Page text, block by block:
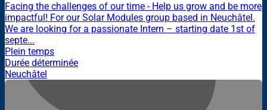
Facing the challenges of our time - Help us grow and be more
impactful! For our Solar Modules group based in Neuchâtel.
We are looking for a passionate Intern – starting date 1st of
septe...
Plein temps
Durée déterminée
Neuchâtel